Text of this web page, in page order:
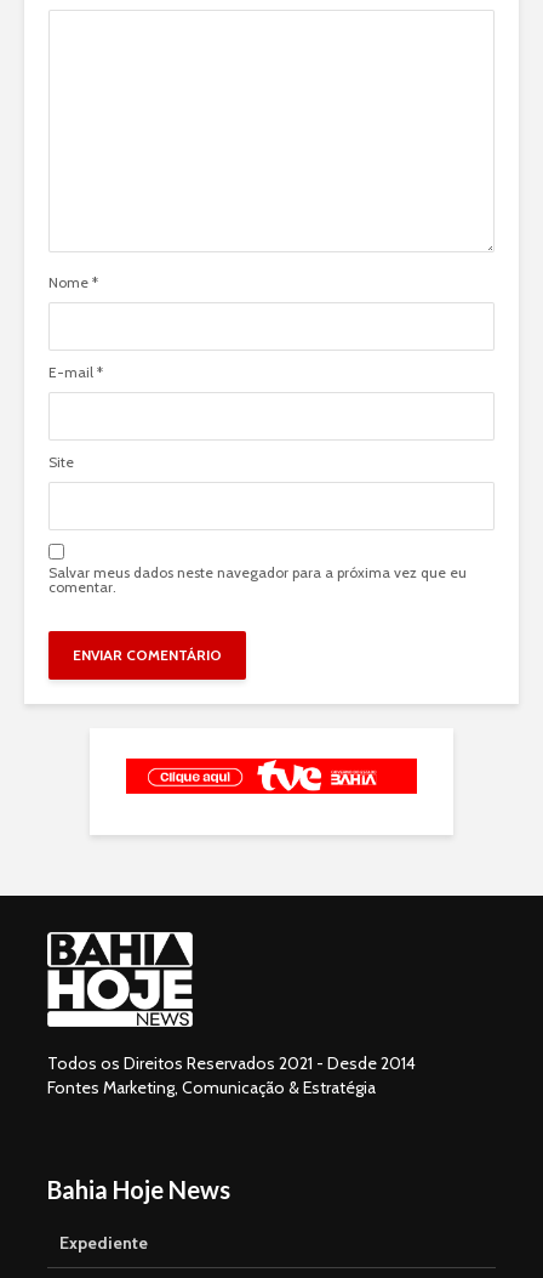
Nome *
E-mail *
Site
Salvar meus dados neste navegador para a próxima vez que eu
comentar.
Todos os Direitos Reservados 2021 - Desde 2014
Fontes Marketing, Comunicação & Estratégia
Bahia Hoje News
Expediente